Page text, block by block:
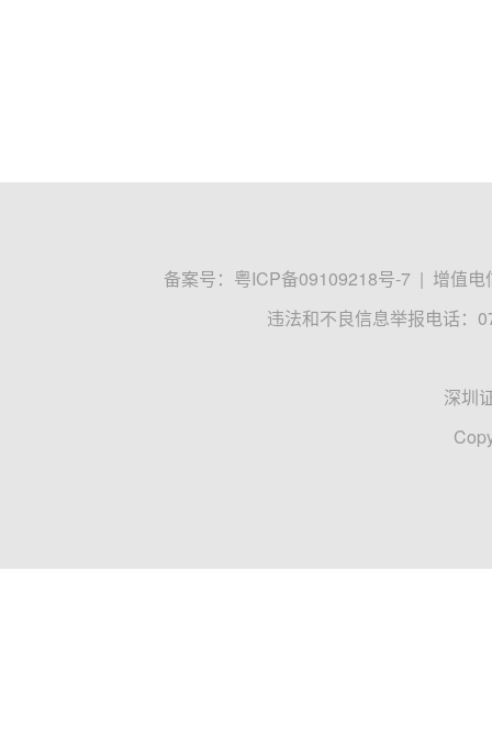
备案号： 粤ICP备09109218号-7 | 增值电
违法和不良信息举报电话：
深圳